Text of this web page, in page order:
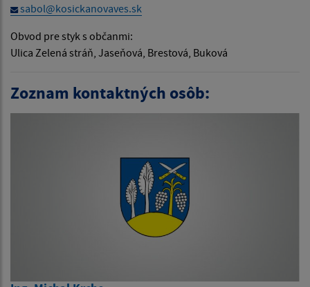
sabol@kosickanovaves.sk
Obvod pre styk s občanmi:
Ulica Zelená stráň, Jaseňová, Brestová, Buková
Zoznam kontaktných osôb: